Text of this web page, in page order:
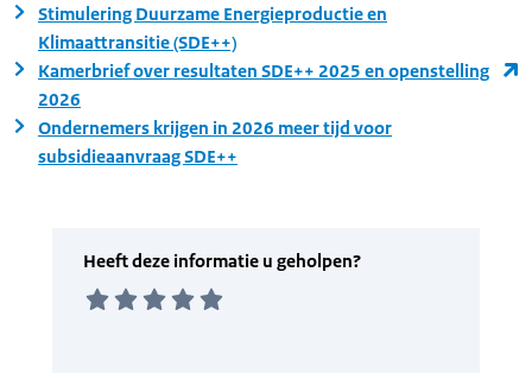
Stimulering Duurzame Energieproductie en
Klimaattransitie (SDE++)
Kamerbrief over resultaten SDE++ 2025 en openstelling
2026
Ondernemers krijgen in 2026 meer tijd voor
subsidieaanvraag SDE++